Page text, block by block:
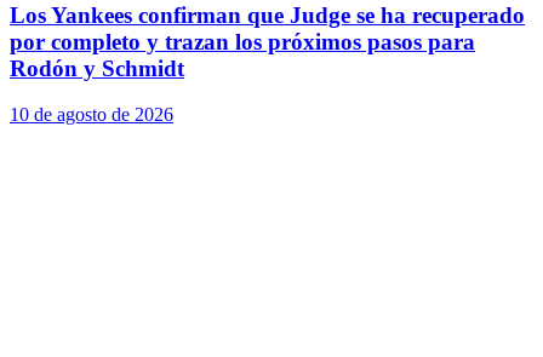
Los Yankees confirman que Judge se ha recuperado
por completo y trazan los próximos pasos para
Rodón y Schmidt
10 de agosto de 2026